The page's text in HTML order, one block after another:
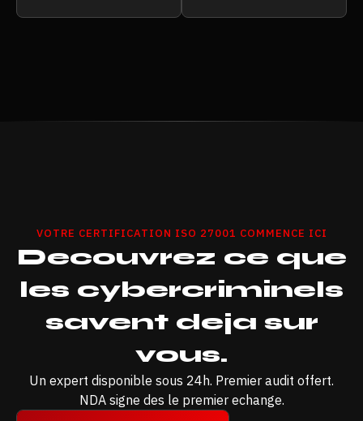
VOTRE CERTIFICATION ISO 27001 COMMENCE ICI
Decouvrez ce que
les cybercriminels
savent deja sur
vous.
Un expert disponible sous 24h. Premier audit offert.
NDA signe des le premier echange.